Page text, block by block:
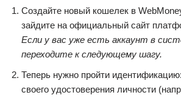
Создайте новый кошелек в
зайдите на официальный сайт
Если у вас уже есть аккаунт в
переходите к следующему шагу.
Теперь нужно пройти идентификацию:
своего удостоверения личности